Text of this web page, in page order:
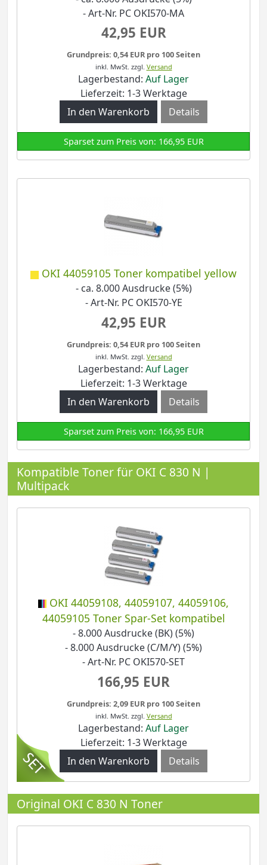
- Art-Nr. PC OKI570-MA
42,95 EUR
Grundpreis: 0,54 EUR pro 100 Seiten
inkl. MwSt. zzgl. Versand
Lagerbestand: Auf Lager
Lieferzeit: 1-3 Werktage
Details
Sparset zum Preis von: 166,95 EUR
OKI 44059105 Toner kompatibel yellow
- ca. 8.000 Ausdrucke (5%)
- Art-Nr. PC OKI570-YE
42,95 EUR
Grundpreis: 0,54 EUR pro 100 Seiten
inkl. MwSt. zzgl. Versand
Lagerbestand: Auf Lager
Lieferzeit: 1-3 Werktage
Details
Sparset zum Preis von: 166,95 EUR
Kompatible Toner für OKI C 830 N |
Multipack
OKI 44059108, 44059107, 44059106,
44059105 Toner Spar-Set kompatibel
- 8.000 Ausdrucke (BK) (5%)
- 8.000 Ausdrucke (C/M/Y) (5%)
- Art-Nr. PC OKI570-SET
166,95 EUR
Grundpreis: 2,09 EUR pro 100 Seiten
inkl. MwSt. zzgl. Versand
Lagerbestand: Auf Lager
Lieferzeit: 1-3 Werktage
Details
Original OKI C 830 N Toner